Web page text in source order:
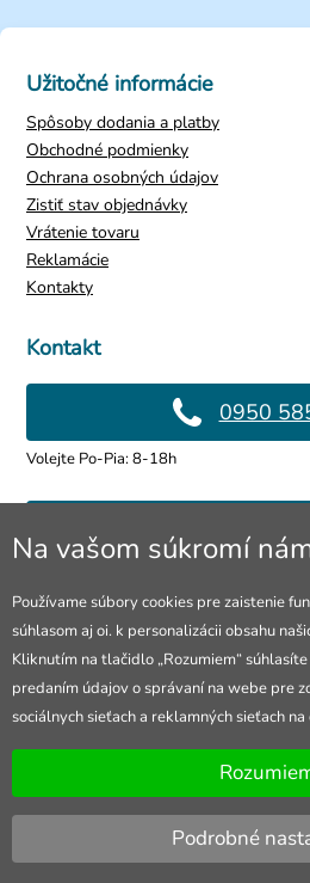
Kontakt
0950
Volejte Po-Pia: 8-18h
Predajňa v Ostrave
28. října
Otevřeno Po-Pia: 10-18h
Užitočné informácie
Spôsoby dodania a platby
Obchodné podmienky
Ochrana osobných údajov
Zistiť stav objednávky
Vrátenie tovaru
Reklamácie
Kontakty
Na vašom súkromí
Používame súbory cookies pre zaistenie
súhlasom aj oi. k personalizácii obsahu
Kliknutím na tlačidlo „Rozumiem“
predaním údajov o správaní na webe pre
sociálnych sieťach a reklamných sieťach
Podrobné